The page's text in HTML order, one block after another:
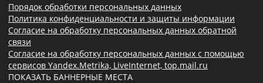
Порядок обработки персональных данных
Политика конфиденциальности и защиты информации
Согласие на обработку персональных данных обратной
связи
Согласие на обработку персональных данных с помощью
сервисов Yandex.Metrika, LiveInternet, top.mail.ru
ПОКАЗАТЬ БАННЕРНЫЕ МЕСТА